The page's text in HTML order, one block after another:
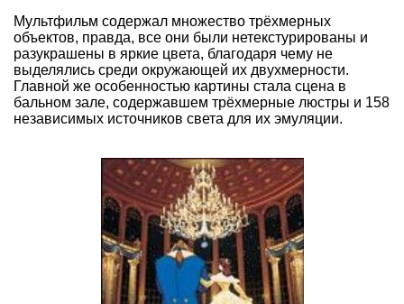
Мультфильм содержал множество трёхмерных
объектов, правда, все они были нетекстурированы и
разукрашены в яркие цвета, благодаря чему не
выделялись среди окружающей их двухмерности.
Главной же особенностью картины стала сцена в
бальном зале, содержавшем трёхмерные люстры и 158
независимых источников света для их эмуляции.